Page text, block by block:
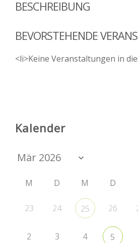
BESCHREIBUNG
BEVORSTEHENDE
<li>Keine Veranstaltungen in
Kalender
M D M D
23 24 25 26
2 3 4 5